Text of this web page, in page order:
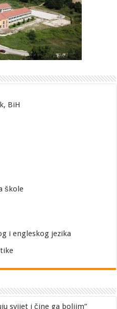
BiH
škole
i engleskog jezika
svijet i čine ga boljim”